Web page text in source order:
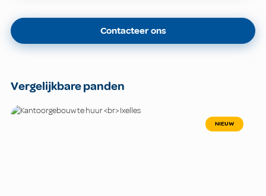
Contacteer ons
Vergelijkbare panden
NIEUW